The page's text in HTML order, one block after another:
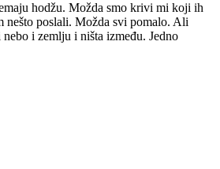
hodžu. Možda smo krivi mi koji ih
nešto poslali. Možda svi pomalo. Ali
i zemlju i ništa između. Jedno